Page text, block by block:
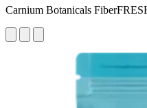
Carnium Botanicals